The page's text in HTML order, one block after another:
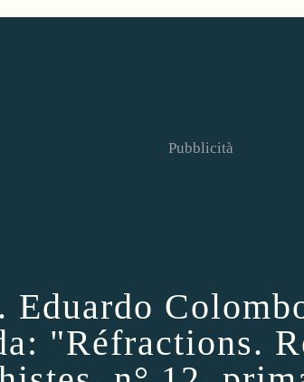
Pubblicità
"Réfractions.